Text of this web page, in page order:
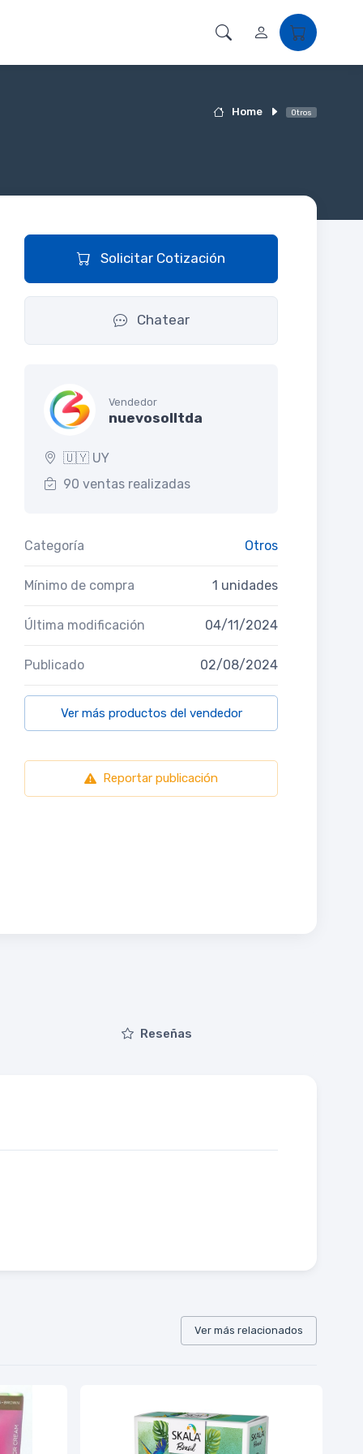
Home Otros
Solicitar Cotización
Chatear
Vendedor
nuevosolltda
🇺🇾 UY
90 ventas realizadas
Categoría Otros
Mínimo de compra 1 unidades
Última modificación 04/11/2024
Publicado 02/08/2024
Ver más productos del vendedor
Reportar publicación
Reseñas
Ver más relacionados